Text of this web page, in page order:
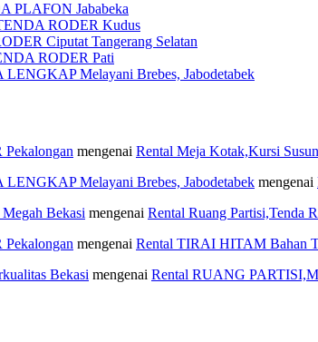
PLAFON Jababeka
RODER Kudus
Ciputat Tangerang Selatan
RODER Pati
Melayani Brebes, Jabodetabek
mengenai Rental Meja Kotak,Kursi
Melayani Brebes, Jabodetabek mengenai
Bekasi mengenai Rental Ruang Partisi,Tenda
mengenai Rental TIRAI HITAM Bahan
Bekasi mengenai Rental RUANG